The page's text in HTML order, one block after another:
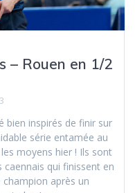
– Rouen en 1/2
bien inspirés de finir sur
série entamée au
moyens hier ! Ils sont
caennais qui finissent en
après un